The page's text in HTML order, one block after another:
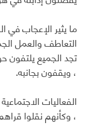
ما يثير الإعجاب في
التعاطف والعمل
تجد الجميع يلتفون
، ويقفون بجانبه.
الفعاليات
، وكأنهم نقلوا